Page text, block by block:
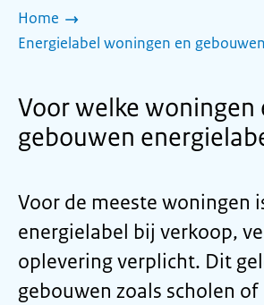
Home
Energielabel woningen en gebouwen
Voor welke woningen
gebouwen
Voor de meeste woningen
energielabel bij verkoop,
oplevering verplicht. Dit
gebouwen zoals scholen of